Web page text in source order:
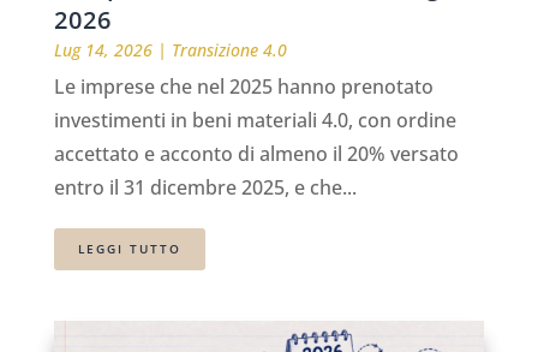
2026
Lug 14, 2026| Transizione 4.0
Le imprese che nel 2025 hanno prenotato
investimenti in beni materiali 4.0, con ordine
accettato e acconto di almeno il 20% versato
entro il 31 dicembre 2025, e che...
LEGGI TUTTO